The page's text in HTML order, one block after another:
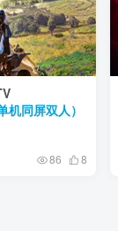
机同屏双人）
86 8